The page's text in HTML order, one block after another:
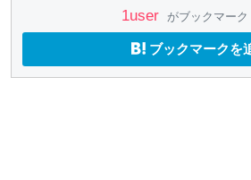
1user がブックマーク
ブックマークを